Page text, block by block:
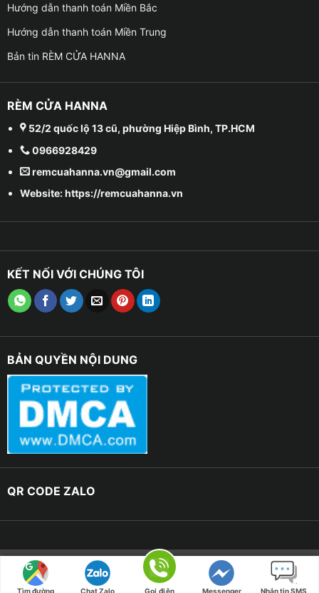
Hướng dẫn thanh toán Miền Bắc
Hướng dẫn thanh toán Miền Trung
Bản tin RÈM CỬA HANNA
RÈM CỬA HANNA
52/2 quốc lộ 13 cũ, phường Hiệp Bình, TP.HCM
0966928429
remcuahanna.vn@gmail.com
Website: https://remcuahanna.vn
KẾT NỐI VỚI CHÚNG TÔI
BẢN QUYỀN NỘI DUNG
QR CODE ZALO
Copyright 2023 © RÈM CỬA HANNA | Design By -
Nguyễn
Khánh
Tìm đường Chat Zalo Gọi điện Messenger Nhắn tin SMS